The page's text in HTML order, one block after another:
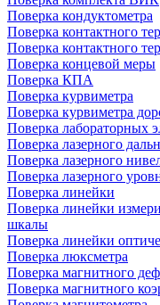
Поверка кондуктометра
Поверка контактного
Поверка контактного
Поверка концевой меры
Поверка КПА
Поверка курвиметра
Поверка курвиметра
Поверка лабораторных
Поверка лазерного
Поверка лазерного
Поверка лазерного
Поверка линейки
Поверка линейки
шкалы
Поверка линейки
Поверка люксметра
Поверка магнитного
Поверка магнитного